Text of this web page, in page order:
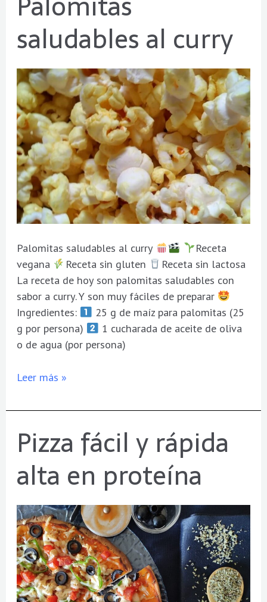
saludables al curry
Palomitas saludables al curry
Receta
vegana
Receta sin gluten
Receta sin lactosa
La receta de hoy son palomitas saludables con
sabor a curry. Y son muy fáciles de preparar
Ingredientes:
25 g de maíz para palomitas (25
g por persona)
1 cucharada de aceite de oliva
o de agua (por persona)
saludables
curry
Leer más »
Pizza fácil y rápida
alta en proteína
Pizza
fácil
rápida
en
proteína